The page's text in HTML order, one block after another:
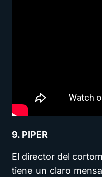
9. PIPER
El director del
tiene un claro